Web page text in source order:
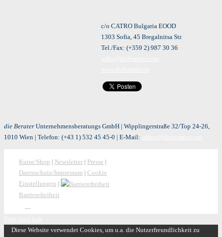
c/o CATRO Bulgaria EOOD
1303 Sofia, 45 Bregalnitsa Str.
Tel./Fax: (+359 2) 987 30 36
die Berater Unternehmensberatungs GmbH | Wipplingerstraße 32/Top 24-26,
1010 Wien | Telefon: (+43 1) 532 45 45-0 | E-Mail:
Kurse/Shop | Newsletter | Presse |
Datenschutz/Impressum | Cookie
Einstellungen |
Barrierefreiheit
Diese Website verwendet Cookies, um u.a. die Nutzerfreundlichkeit zu